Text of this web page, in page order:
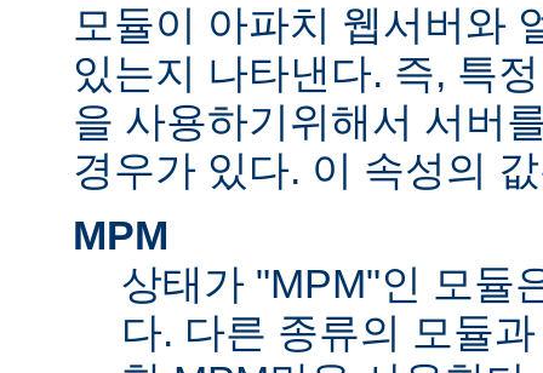
모듈이 아파치 웹서버와
있는지 나타낸다. 즉, 특
을 사용하기위해서 서버
경우가 있다. 이 속성의
MPM
상태가 "MPM"인 모듈
다. 다른 종류의 모듈